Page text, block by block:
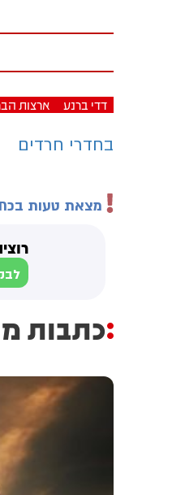
דדי ברנע ארצות
בחדרי חרדים
מצאת טעות
כתבות